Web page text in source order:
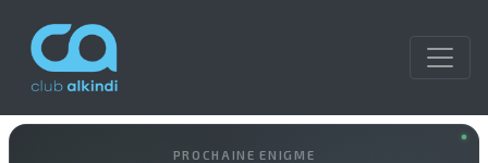
PROCHAINE ENIGME